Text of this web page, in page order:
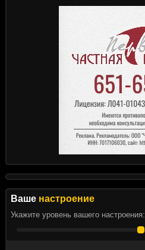
Ваше настроение
Укажите уровень вашего настроения: